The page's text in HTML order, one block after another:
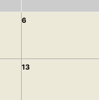
6
13